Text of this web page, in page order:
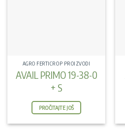
AGRO FERTICROP PROIZVODI
AVAIL PRIMO 19-38-0
+ S
PROČITAJTE JOŠ